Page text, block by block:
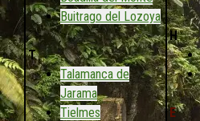
Buitrago del Lozoya
T
Talamanca de
Jarama
Tielmes
H
E